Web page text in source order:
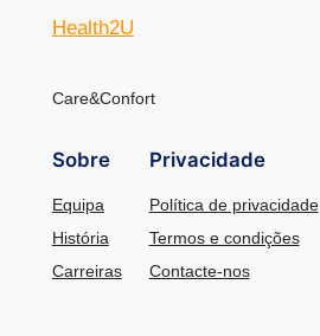
Health2U
Care&Confort
Sobre
Equipa
História
Carreiras
Privacidade
Política de privacidade
Termos e condições
Contacte-nos